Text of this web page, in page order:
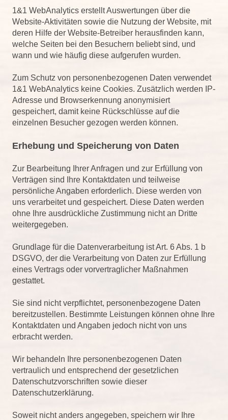
1&1 WebAnalytics erstellt Auswertungen über die
Website-Aktivitäten sowie die Nutzung der Website, mit
deren Hilfe der Website-Betreiber herausfinden kann,
welche Seiten bei den Besuchern beliebt sind, und
wann und wie häufig diese aufgerufen wurden.
Zum Schutz von personenbezogenen Daten verwendet
1&1 WebAnalytics keine Cookies. Zusätzlich werden IP-
Adresse und Browserkennung anonymisiert
gespeichert, damit keine Rückschlüsse auf die
einzelnen Besucher gezogen werden können.
Erhebung und Speicherung von Daten
Zur Bearbeitung Ihrer Anfragen und zur Erfüllung von
Verträgen sind Ihre Kontaktdaten und teilweise
persönliche Angaben erforderlich. Diese werden von
uns verarbeitet und gespeichert. Diese Daten werden
ohne Ihre ausdrückliche Zustimmung nicht an Dritte
weitergegeben.
Grundlage für die Datenverarbeitung ist Art. 6 Abs. 1 b
DSGVO, der die Verarbeitung von Daten zur Erfüllung
eines Vertrags oder vorvertraglicher Maßnahmen
gestattet.
Sie sind nicht verpflichtet, personenbezogene Daten
bereitzustellen. Bestimmte Leistungen können ohne Ihre
Kontaktdaten und Angaben jedoch nicht von uns
erbracht werden.
Wir behandeln Ihre personenbezogenen Daten
vertraulich und entsprechend der gesetzlichen
Datenschutzvorschriften sowie dieser
Datenschutzerklärung.
Soweit nicht anders angegeben, speichern wir Ihre